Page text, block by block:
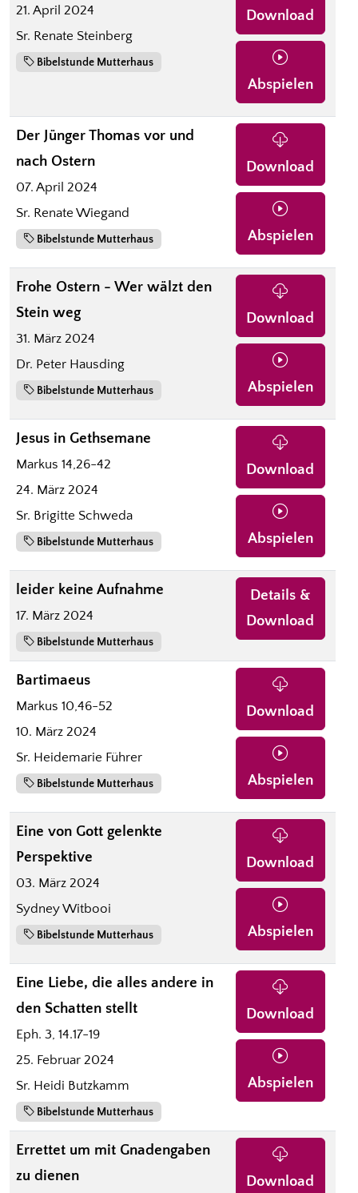
21. April 2024
Sr. Renate Steinberg
Bibelstunde Mutterhaus
Download
Abspielen
Der Jünger Thomas vor und
nach Ostern
07. April 2024
Sr. Renate Wiegand
Bibelstunde Mutterhaus
Download
Abspielen
Frohe Ostern - Wer wälzt den
Stein weg
31. März 2024
Dr. Peter Hausding
Bibelstunde Mutterhaus
Download
Abspielen
Jesus in Gethsemane
Markus 14,26-42
24. März 2024
Sr. Brigitte Schweda
Bibelstunde Mutterhaus
Download
Abspielen
leider keine Aufnahme
17. März 2024
Bibelstunde Mutterhaus
Details &
Download
Bartimaeus
Markus 10,46-52
10. März 2024
Sr. Heidemarie Führer
Bibelstunde Mutterhaus
Download
Abspielen
Eine von Gott gelenkte
Perspektive
03. März 2024
Sydney Witbooi
Bibelstunde Mutterhaus
Download
Abspielen
Eine Liebe, die alles andere in
den Schatten stellt
Eph. 3, 14.17-19
25. Februar 2024
Sr. Heidi Butzkamm
Bibelstunde Mutterhaus
Download
Abspielen
Errettet um mit Gnadengaben
zu dienen
Download